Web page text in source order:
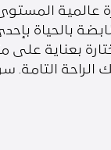
بالحياة
بعناية
التامة.